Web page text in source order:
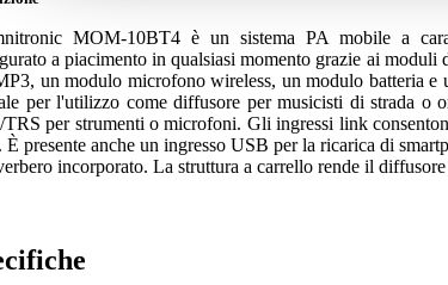
MOM-10BT4 è un sistema PA mobile a
a piacimento in qualsiasi momento grazie ai
un modulo microfono wireless, un modulo batteria e
per l'utilizzo come diffusore per musicisti di strada o
per strumenti o microfoni. Gli ingressi link
È presente anche un ingresso USB per la ricarica di
incorporato. La struttura a carrello rende il